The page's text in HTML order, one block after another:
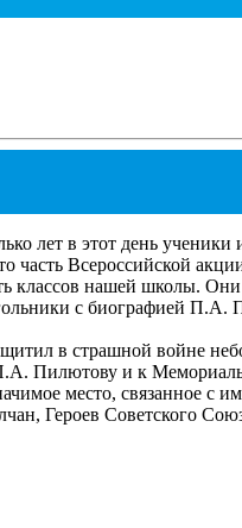
лет в этот день
Всероссийской
нашей школы.
с биографией
в страшной войне
Пилютову и к
место, связанное с
Героев Советского